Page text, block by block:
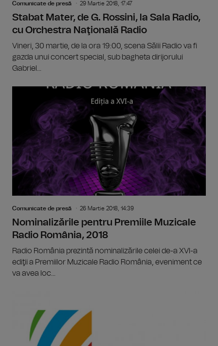
Comunicate de presă 29 Martie 2018, 17:47
Stabat Mater, de G. Rossini, la Sala Radio,
cu Orchestra Naţională Radio
Vineri, 30 martie, de la ora 19:00, scena Sălii Radio va fi
gazda unui concert special, sub bagheta dirijorului
Gabriel...
Comunicate de presă 26 Martie 2018, 14:39
Nominalizările pentru Premiile Muzicale
Radio România, 2018
Radio România prezintă nominalizările celei de-a XVI-a
ediţii a Premiilor Muzicale Radio România, eveniment ce
va avea loc...